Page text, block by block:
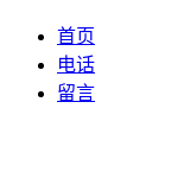
首页
电话
留言